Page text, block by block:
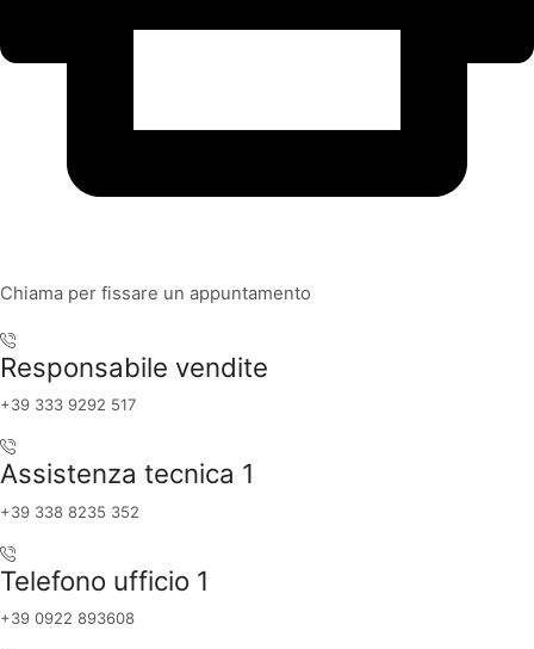
Chiama per fissare un appuntamento
Responsabile vendite
+39 333 9292 517
Assistenza tecnica 1
+39 338 8235 352
Telefono ufficio 1
+39 0922 893608